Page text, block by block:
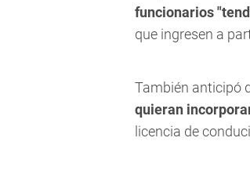
funcionarios
que ingresen a
También anticipó
quieran
licencia de